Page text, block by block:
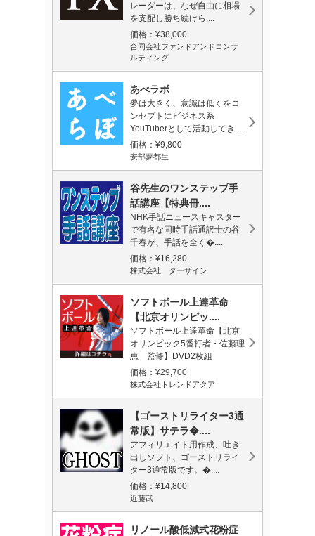
レーダーは、なぜ自由に相場
を支配し勝ち続けら....
価格：¥38,000
合同会社ファンドアンドコンサ
ルティング
あべラボ
夢は大きく、意識は低くをコ
ンセプトにビジネス系
YouTuberとして活動してき....
価格：¥9,800
安部夢都生
谷先生のワンステップ手
話講座【特典冊....
NHK手話ニュースキャスター
で有名な同時手話通訳士の谷
千春が、手話を全く�....
価格：¥16,280
株式会社 ダーザイン
ソフトボール上達革命
【北京オリンピッ....
ソフトボール上達革命【北京
オリンピック5番打者・佐藤理
恵 監修】DVD2枚組
価格：¥29,700
株式会社トレンドアクア
【ゴーストリライター3通
常版】サテラ�....
アフィリエイト用作成、吐き
出しソフト、ゴーストリライ
ター3通常版です。�....
価格：¥14,800
近藤武
リノール酸低減式花粉症